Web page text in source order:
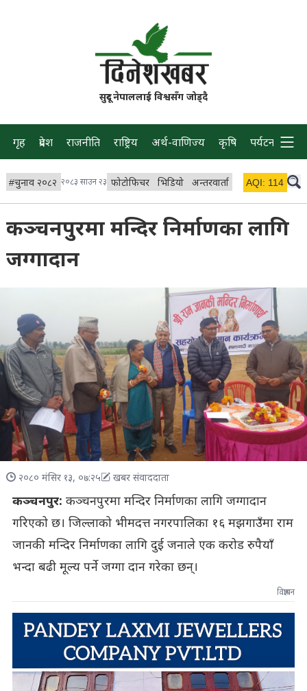
सुदूर नेपाललाई विश्वसँग जोड्दै
गृह प्रदेश राजनीति राष्ट्रिय अर्थ-वाणिज्य कृषि पर्यटन प्रवास
#चुनाव २०८२ २०८३ साउन २३ फोटोफिचर भिडियो अन्तरवार्ता विचार/ब्लग
AQI: 114
कञ्चनपुरमा मन्दिर निर्माणका लागि
जग्गादान
२०८० मंसिर १३, ०७:२५ खबर संवाददाता
कञ्चनपुर: कञ्चनपुरमा मन्दिर निर्माणका लागि जग्गादान
गरिएको छ। जिल्लाको भीमदत्त नगरपालिका १६ मझगाउँमा राम
जानकी मन्दिर निर्माणका लागि दुई जनाले एक करोड रुपैयाँ
भन्दा बढी मूल्य पर्ने जग्गा दान गरेका छन्।
विज्ञापन